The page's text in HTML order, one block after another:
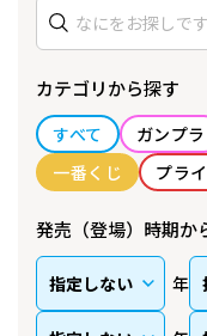
カテゴリから探す
すべて ガンプラ
一番くじ
プラ
発売（登場）時期か
年